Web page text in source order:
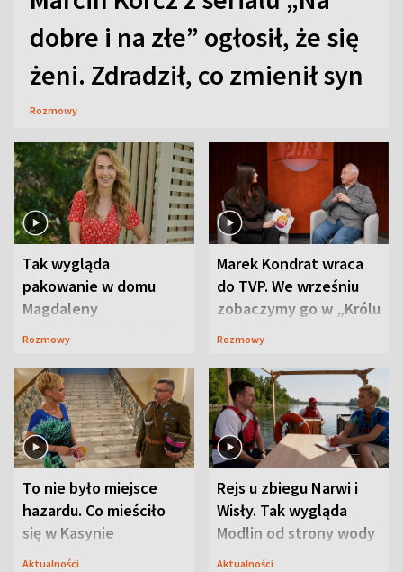
dobre i na złe” ogłosił, że się
żeni. Zdradził, co zmienił syn
Rozmowy
Tak wygląda
pakowanie w domu
Magdaleny
Waligórskiej-Lisieckiej.
Rozmowy
Marek Kondrat wraca
do TVP. We wrześniu
zobaczymy go w „Królu
Maciusiu I”
Rozmowy
To nie było miejsce
hazardu. Co mieściło
się w Kasynie
Oficerskim?
Aktualności
Rejs u zbiegu Narwi i
Wisły. Tak wygląda
Modlin od strony wody
Aktualności